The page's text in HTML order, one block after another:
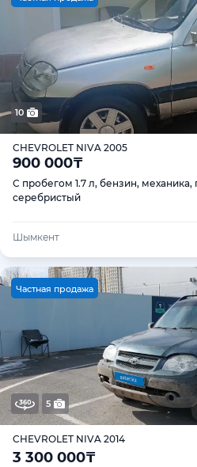
10
CHEVROLET NIVA 2005
900 000₸
С пробегом 1.7 л, бензин,
серебристый
Шымкент
Частная продажа
5
CHEVROLET NIVA 2014
3 300 000₸